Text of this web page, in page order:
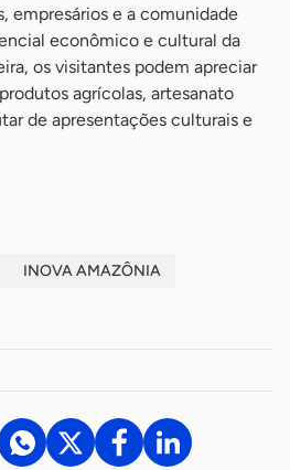
empresários e a comunidade
econômico e cultural da
os visitantes podem apreciar
agrícolas, artesanato
de apresentações culturais e
INOVA AMAZÔNIA